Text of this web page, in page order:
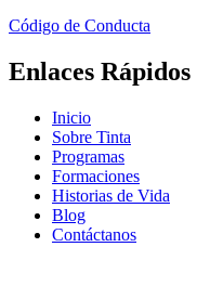
Código de Conducta
Enlaces Rápidos
Inicio
Sobre Tinta
Programas
Formaciones
Historias de Vida
Blog
Contáctanos